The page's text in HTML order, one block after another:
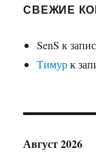
СВЕЖИЕ
SenS к
Тимурк
Август 2026